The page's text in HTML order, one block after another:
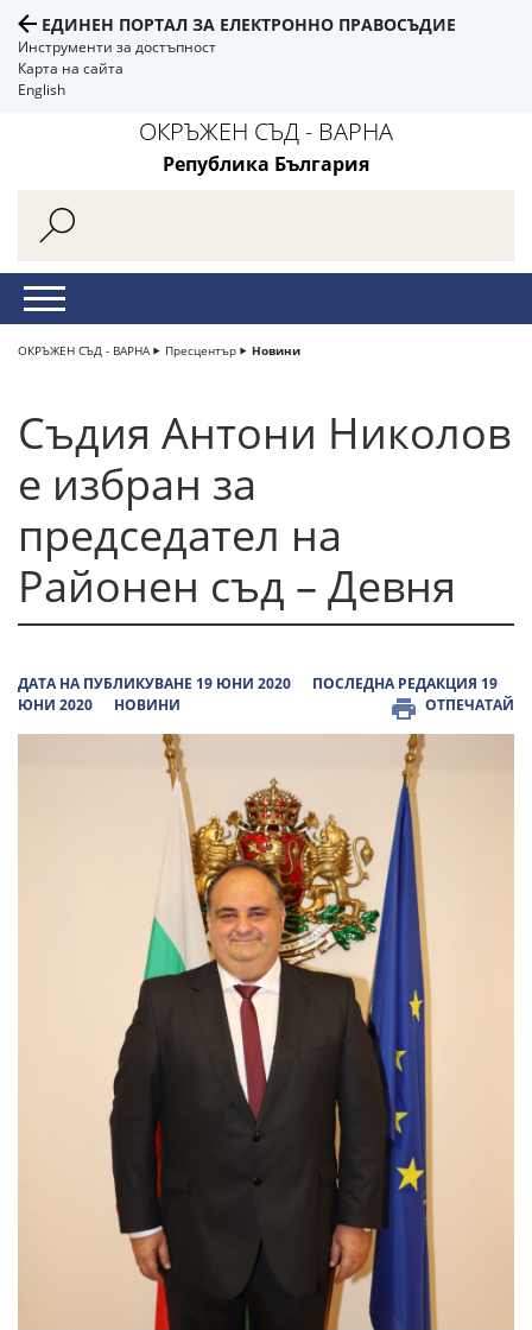
ЕДИНЕН ПОРТАЛ ЗА ЕЛЕКТРОННО ПРАВОСЪДИЕ
Инструменти за достъпност
Карта на сайта
English
ОКРЪЖЕН СЪД - ВАРНА
Република България
ОКРЪЖЕН СЪД - ВАРНА Пресцентър Новини
Съдия Антони Николов
е избран за
председател на
Районен съд – Девня
ДАТА НА ПУБЛИКУВАНЕ 19 ЮНИ 2020
ПОСЛЕДНА РЕДАКЦИЯ 19
ЮНИ 2020
НОВИНИ ОТПЕЧАТАЙ